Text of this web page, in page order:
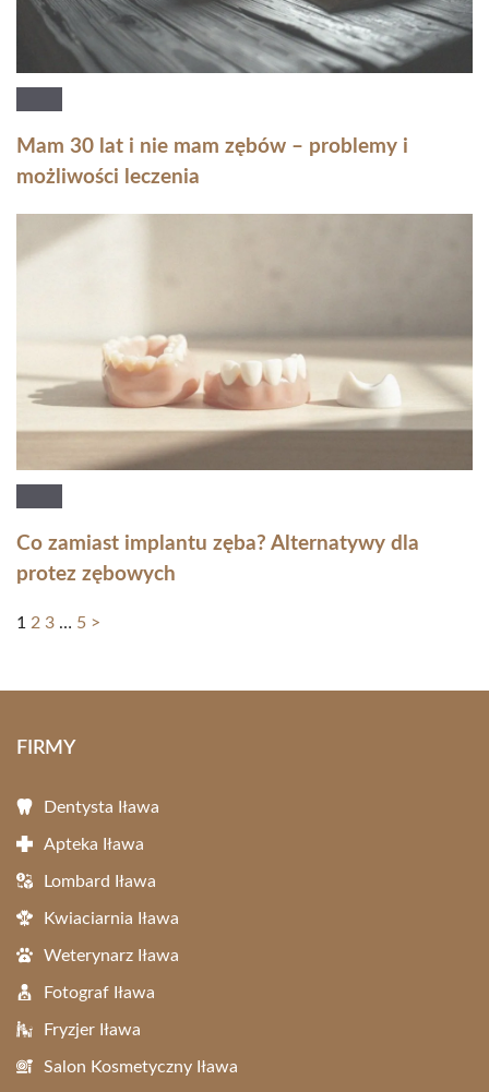
Mam 30 lat i nie mam zębów – problemy i
możliwości leczenia
Co zamiast implantu zęba? Alternatywy dla
protez zębowych
1 2 3 … 5 >
FIRMY
Dentysta Iława
Apteka Iława
Lombard Iława
Kwiaciarnia Iława
Weterynarz Iława
Fotograf Iława
Fryzjer Iława
Salon Kosmetyczny Iława